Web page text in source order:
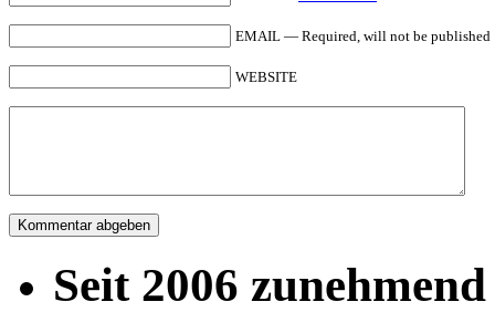
EMAIL — Required, will not be published
WEBSITE
Seit 2006